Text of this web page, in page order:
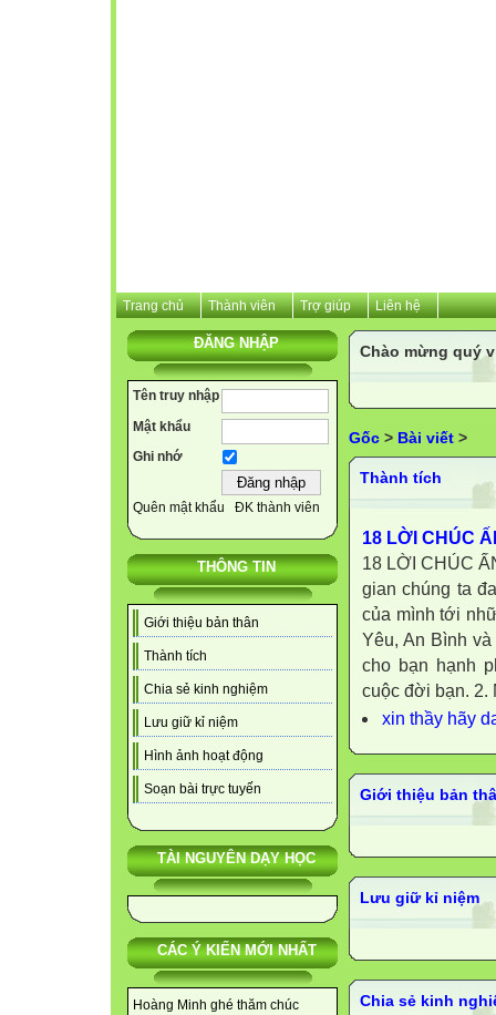
Trang chủ Thành viên Trợ giúp Liên hệ
ĐĂNG NHẬP
Tên truy nhập
Mật khẩu
Ghi nhớ
Quên mật khẩu ĐK thành viên
THÔNG TIN
Giới thiệu bản thân
Thành tích
Chia sẻ kinh nghiệm
Lưu giữ kỉ niệm
Hình ảnh hoạt động
Soạn bài trực tuyến
TÀI NGUYÊN DẠY HỌC
CÁC Ý KIẾN MỚI NHẤT
Hoàng Minh ghé thăm chúc
Chào mừng quý
Gốc > Bài viết >
Thành tích
18 LỜI CHÚC
18 LỜI CHÚC
gian chúng ta
của mình tới
Yêu, An Bình
cho bạn hạnh
cuộc đời bạn. 2.
xin thầy hãy
Giới thiệu bản
Lưu giữ kỉ niệm
Chia sẻ kinh